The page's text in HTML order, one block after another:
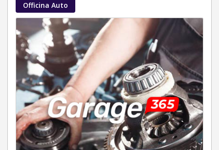
Officina Auto